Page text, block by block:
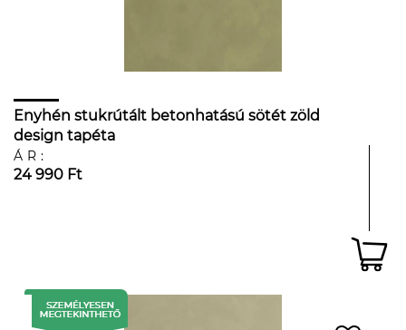
Enyhén stukrútált betonhatású sötét zöld
design tapéta
ÁR:
24 990 Ft